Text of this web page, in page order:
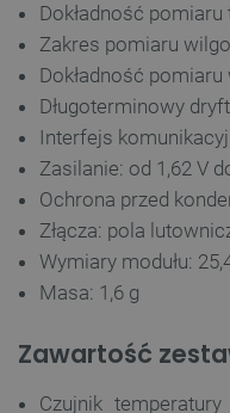
Dokładność pomiaru
Zakres pomiaru
Dokładność
Długoterminowy
Interfejs
Zasilanie: od 1,62 V
Ochrona przed
Złącza: pola
Wymiary modułu:
Masa: 1,6 g
Zawartość
Czujnik
__cf_bm